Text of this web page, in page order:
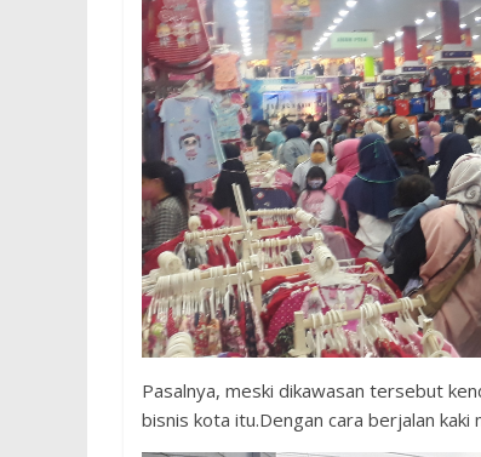
Pasalnya, meski dikawasan tersebut
bisnis kota itu.Dengan cara berjalan